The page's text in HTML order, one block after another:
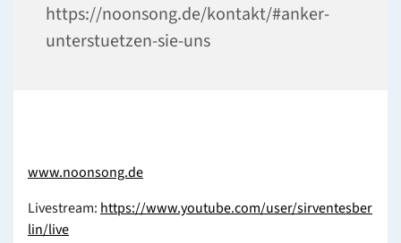
https://noonsong.de/kontakt/#anker-
unterstuetzen-sie-uns
www.noonsong.de
Livestream: https://www.youtube.com/user/sirventesber
lin/live